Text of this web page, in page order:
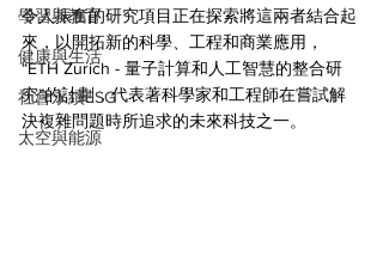
學習與教育
健康與生活
社會永續ESG
太空與能源
令人振奮的研究項目正在探索將這兩者結合起
來，以開拓新的科學、工程和商業應用，
“ETH Zurich - 量子計算和人工智慧的整合研
究”的計劃，代表著科學家和工程師在嘗試解
決複雜問題時所追求的未來科技之一。